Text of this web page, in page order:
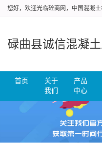
您好，欢迎光临砼商网，中国混凝
碌曲县诚信混凝
首页
关于
我们
产品
中心